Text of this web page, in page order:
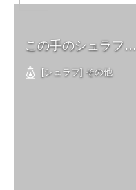
この手のシュラフ…
[シュラフ] その他